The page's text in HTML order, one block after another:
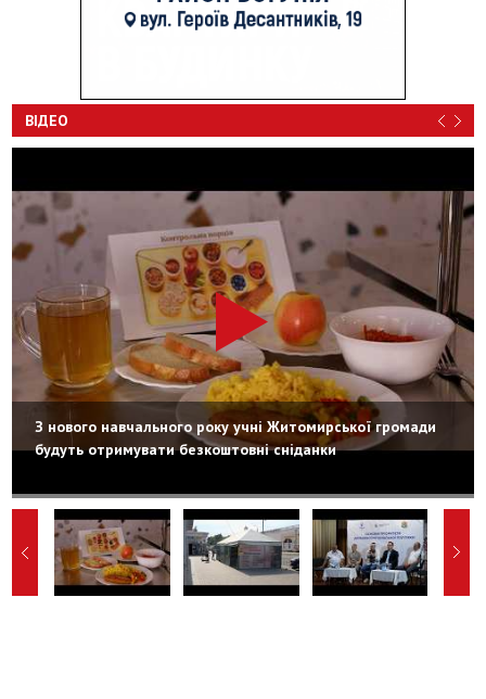
ВІДЕО
З нового навчального року учні Житомирської громади
будуть отримувати безкоштовні сніданки